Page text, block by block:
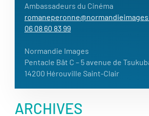
Ambassadeurs du Cinéma
06 08 60 83 99
Normandie Images
Pentacle Bât C – 5 avenue de
14200 Hérouville Saint-Clair
ARCHIVES